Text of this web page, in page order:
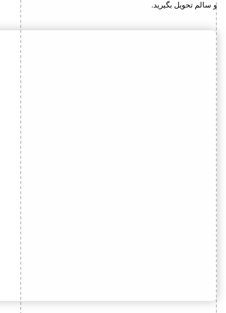
و سالم تحویل بگیرید.